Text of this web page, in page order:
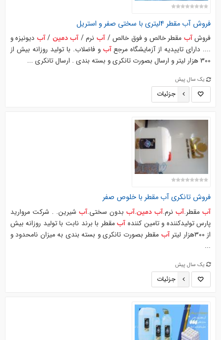
فروش آب مقطر 4لیتری با سختی صفر و استریل
فروشآب مقطر خالص و فوق خالص / آبنرم / آب دمین /آب دیونیزه و
.... دارای تاییدیه از آزمایشگاه مرجعآب و فاضلاب. با تولید روزانه بیش از
300 هزار لیتر و ارسال بصورت تانکری و بسته بندی . ارسال تانکری ...
یک سال پیش
جزئیات
فروش تانکریآب مقطر با خلوص صفر
آبمقطر.آبنرم.آب دمین.آببدون سختی.آب شیرین. . شرکت مروارید
پارس تولیدکننده و تامین کننده آبمقطر با برند نابت با تولید روزانه بیش
از ۳۰۰هزار لیتر
آب مقطر بصورت تانکری و بسته بندی به میزان نامحدود و
...
یک سال پیش
جزئیات